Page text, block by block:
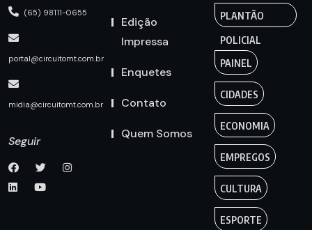
(65) 98111-0655
portal@circuitomt.com.br
midia@circuitomt.com.br
Seguir
Edição
Impressa
Enquetes
Contato
Quem Somos
PLANTÃO
POLICIAL
PAINEL
CIDADES
ECONOMIA
EMPREGOS
CULTURA
ESPORTE